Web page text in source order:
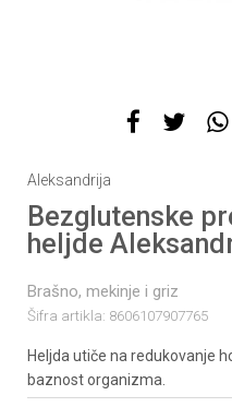
Aleksandrija
Bezglutenske
heljde
Brašno, mekinje i griz
Šifra artikla: 8606107907765
Heljda utiče na redukovanje
baznost organizma.